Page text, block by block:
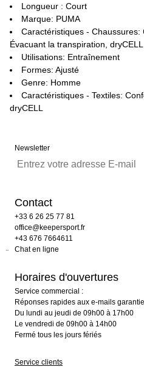
Longueur : Court
Marque: PUMA
Caractéristiques - Chaussures:
Évacuant la transpiration, dryCELL
Utilisations: Entraînement
Formes: Ajusté
Genre: Homme
Caractéristiques - Textiles:
dryCELL
Newsletter
Contact
+33 6 26 25 77 81
office@keepersport.fr
+43 676 7664611
Chat en ligne
Horaires d'ouvertures
Service commercial :
Réponses rapides aux e-mails
Du lundi au jeudi de 09h00 à 17h00
Le vendredi de 09h00 à 14h00
Fermé tous les jours fériés
Service clients